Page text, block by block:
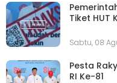
Tiket HUT
Sabtu, 08
Pesta
RI Ke-81